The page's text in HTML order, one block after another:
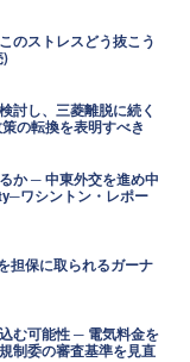
のストレスどう抜こう
)
討し、三菱離脱に続く
の転換を表明すべき
か ─ 中東外交を進め中
ワシントン・レポー
担保に取られるガーナ
む可能性 ─ 電気料金を
制委の審査基準を見直